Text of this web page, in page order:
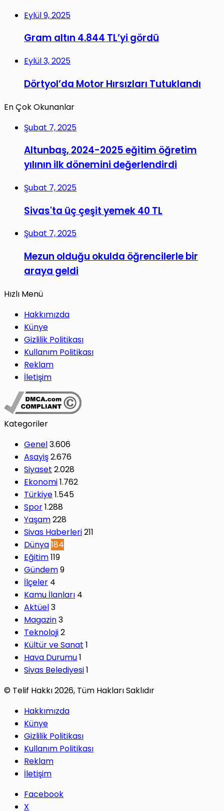
Eylül 9, 2025
Gram altın 4.844 TL’yi gördü
Eylül 3, 2025
Dörtyol’da Motor Hırsızları Tutuklandı
En Çok Okunanlar
Şubat 7, 2025
Altunbaş, 2024-2025 eğitim öğretim
yılının ilk dönemini değerlendirdi
Şubat 7, 2025
Sivas'ta üç çeşit yemek 40 TL
Şubat 7, 2025
Mezun olduğu okulda öğrencilerle bir
araya geldi
Hızlı Menü
Hakkımızda
Künye
Gizlilik Politikası
Kullanım Politikası
Reklam
İletişim
Kategoriler
Genel3.606
Asayiş2.676
Siyaset 2.028
Ekonomi1.762
Türkiye1.545
Spor1.288
Yaşam228
Sivas Haberleri211
Dünya184
Eğitim119
Gündem9
İlçeler 4
Kamu İlanları 4
Aktüel3
Magazin3
Teknoloji2
Kültür ve Sanat 1
Hava Durumu1
Sivas Belediyesi1
© Telif Hakkı 2026, Tüm Hakları Saklıdır
Hakkımızda
Künye
Gizlilik Politikası
Kullanım Politikası
Reklam
İletişim
Facebook
X